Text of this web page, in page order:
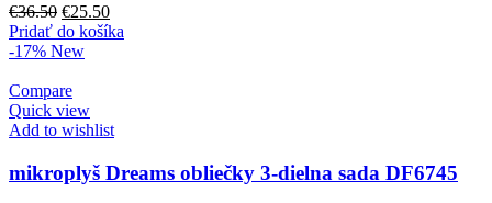
€36.50 Pôvodná
cena
bola:
€25.50Aktuálna
cena
Pridať do košíka
-17% New
Compare
Quick view
Add to wishlist
mikroplyš Dreams obliečky 3-dielna sada DF6745